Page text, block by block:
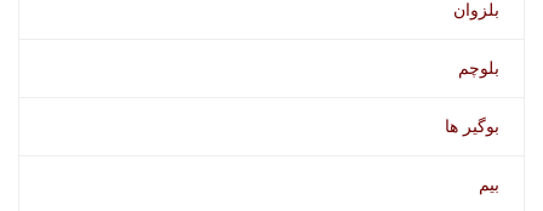
بلزوان
بلوچم
بوگیر ها
بیم